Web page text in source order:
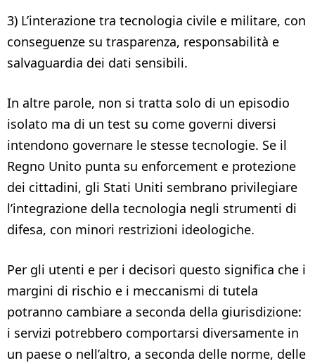
3) L’interazione tra tecnologia civile e militare, con
conseguenze su trasparenza, responsabilità e
salvaguardia dei dati sensibili.
In altre parole, non si tratta solo di un episodio
isolato ma di un test su come governi diversi
intendono governare le stesse tecnologie. Se il
Regno Unito punta su enforcement e protezione
dei cittadini, gli Stati Uniti sembrano privilegiare
l’integrazione della tecnologia negli strumenti di
difesa, con minori restrizioni ideologiche.
Per gli utenti e per i decisori questo significa che i
margini di rischio e i meccanismi di tutela
potranno cambiare a seconda della giurisdizione:
i servizi potrebbero comportarsi diversamente in
un paese o nell’altro, a seconda delle norme, delle